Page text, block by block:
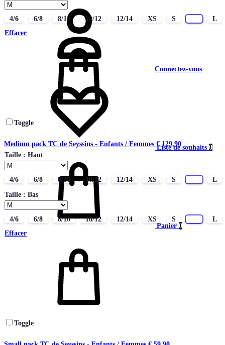
Connectez-vous
Liste de souhaits 0
Panier 0
4/6 6/8 8/10 10/12 12/14 XS S
L
Effacer
Toggle
Medium pack TC de Seyssins - Enfants / Femmes € 129,90
Taille : Haut
4/6 6/8 8/10 10/12 12/14 XS S
L
Taille : Bas
4/6 6/8 8/10 10/12 12/14 XS S
L
Effacer
Toggle